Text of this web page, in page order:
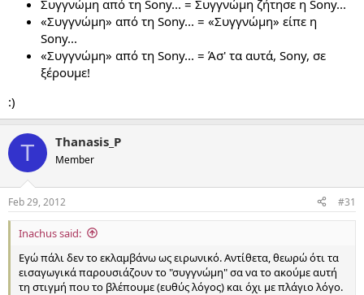
Συγγνώμη από τη Sony... = Συγγνώμη ζήτησε η Sony...
«Συγγνώμη» από τη Sony... = «Συγγνώμη» είπε η
Sony...
«Συγγνώμη» από τη Sony... = Άσ' τα αυτά, Sony, σε
ξέρουμε!
:)
T Thanasis_P
Member
Feb 29, 2012 #31
Inachus said:
Εγώ πάλι δεν το εκλαμβάνω ως ειρωνικό. Αντίθετα, θεωρώ ότι τα
εισαγωγικά παρουσιάζουν το "συγγνώμη" σα να το ακούμε αυτή
τη στιγμή που το βλέπουμε (ευθύς λόγος) και όχι με πλάγιο λόγο.